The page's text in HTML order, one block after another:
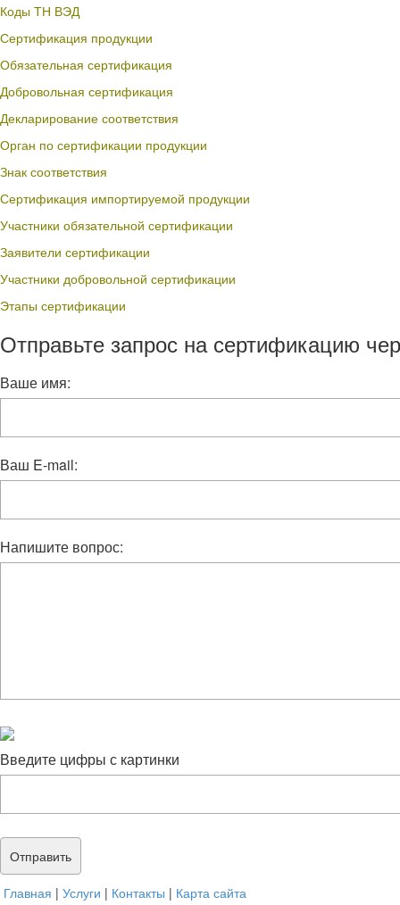
Коды ТН ВЭД
Сертификация продукции
Обязательная сертификация
Добровольная сертификация
Декларирование соответствия
Орган по сертификации продукции
Знак соответствия
Сертификация импортируемой продукции
Участники обязательной сертификации
Заявители сертификации
Участники добровольной сертификации
Этапы сертификации
Отправьте запрос на сертификацию
Ваше имя:
Ваш E-mail:
Напишите вопрос:
Введите цифры с картинки
Главная | Услуги | Контакты | Карта сайта